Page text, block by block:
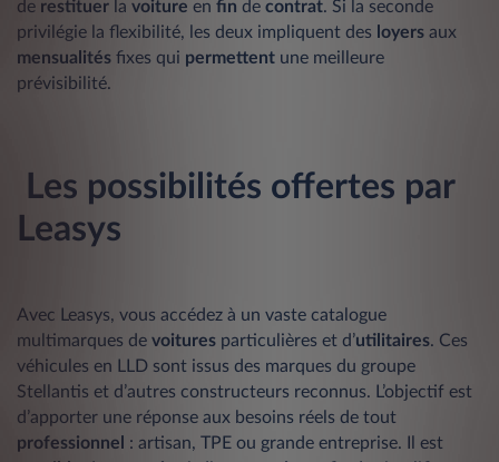
de restituer la voiture en fin de contrat. Si la seconde
privilégie la flexibilité, les deux impliquent des loyers aux
mensualités fixes qui permettent une meilleure
prévisibilité.
Les possibilités offertes par
Leasys
Avec Leasys, vous accédez à un vaste catalogue
multimarques de voitures particulières et d’utilitaires. Ces
véhicules en LLD sont issus des marques du groupe
Stellantis et d’autres constructeurs reconnus. L’objectif est
d’apporter une réponse aux besoins réels de tout
professionnel
: artisan, TPE ou grande entreprise. Il est